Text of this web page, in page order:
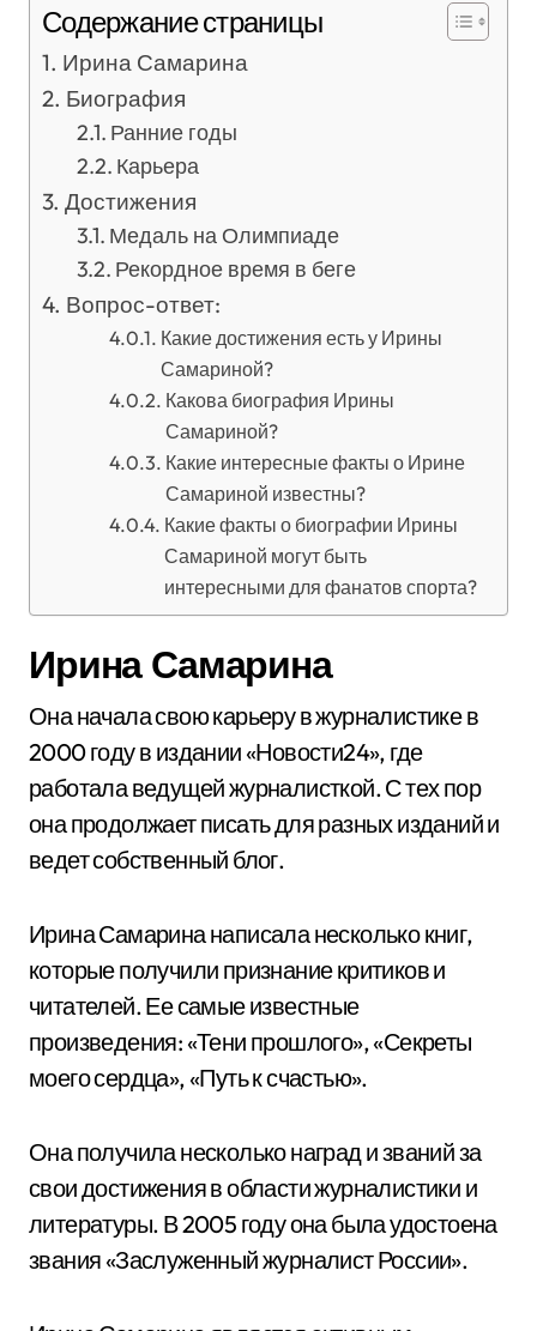
Содержание страницы
Ирина Самарина
Биография
Ранние годы
Карьера
Достижения
Медаль на Олимпиаде
Рекордное время в беге
Вопрос-ответ:
Какие достижения есть у Ирины
Самариной?
Какова биография Ирины
Самариной?
Какие интересные факты о Ирине
Самариной известны?
Какие факты о биографии Ирины
Самариной могут быть
интересными для фанатов спорта?
Ирина Самарина
Она начала свою карьеру в журналистике в
2000 году в издании «Новости24», где
работала ведущей журналисткой. С тех пор
она продолжает писать для разных изданий и
ведет собственный блог.
Ирина Самарина написала несколько книг,
которые получили признание критиков и
читателей. Ее самые известные
произведения: «Тени прошлого», «Секреты
моего сердца», «Путь к счастью».
Она получила несколько наград и званий за
свои достижения в области журналистики и
литературы. В 2005 году она была удостоена
звания «Заслуженный журналист России».